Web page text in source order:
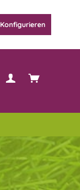
Konfigurieren